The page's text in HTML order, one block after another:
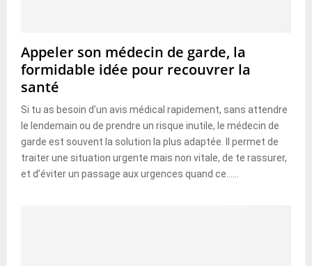
Appeler son médecin de garde, la
formidable idée pour recouvrer la
santé
Si tu as besoin d’un avis médical rapidement, sans attendre
le lendemain ou de prendre un risque inutile, le médecin de
garde est souvent la solution la plus adaptée. Il permet de
traiter une situation urgente mais non vitale, de te rassurer,
et d’éviter un passage aux urgences quand ce......